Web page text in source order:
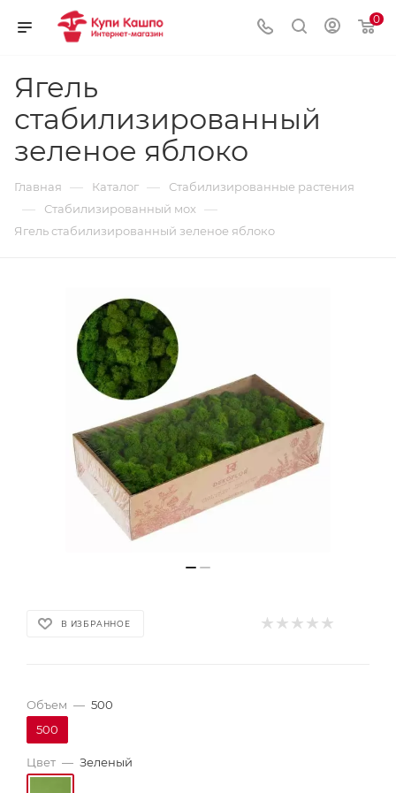
0
Ягель
стабилизированный
зеленое яблоко
Главная — Каталог — Стабилизированные растения
— Стабилизированный мох —
Ягель стабилизированный зеленое яблоко
В ИЗБРАННОЕ
Объем — 500
500
Цвет — Зеленый